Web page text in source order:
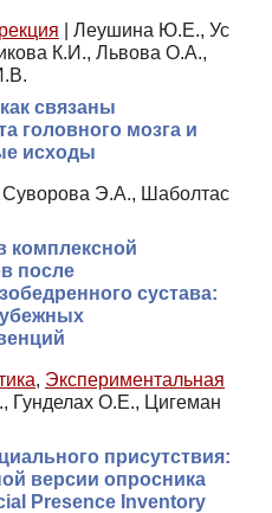
Леушина Ю.Е., Ус
К.И., Львова О.А.,
связаны
головного мозга и
исходы
Суворова Э.А., Шаболтас
комплексной
после
сустава:
, Экспериментальная
Гунделах О.Е., Цигеман
присутствия:
версии опросника
Presence Inventory